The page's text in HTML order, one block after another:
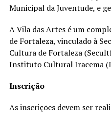
Municipal da Juventude, e
A Vila das Artes é um
de Fortaleza, vinculado à
Cultura de Fortaleza
Instituto Cultural Iracema
Inscrição
As inscrições devem ser